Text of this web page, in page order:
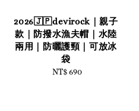
2026🇯🇵devirock｜親子
款｜防撥水漁夫帽｜水陸
兩用｜防曬護頸｜可放冰
袋
Regular
NT$ 690